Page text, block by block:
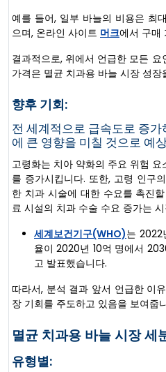
예를 들어, 일부 바늘의 비용은 최
으며, 온라인 사이트 머크에서 구매
결과적으로, 위에서 언급한 모든
가격은 멸균 치과용 바늘 시장 성장
향후 기회:
전 세계적으로 급속도로 증
에 큰 영향을 미칠 것으로 예
고령화는 치아 약화의 주요 위험
를 증가시킵니다. 또한, 고령 인구
한 치과 시술에 대한 수요를 촉진
료 시설의 치과 수술 수요 증가는
세계보건기구(WHO)는 2022
율이 2020년 10억 명에서
고 발표했습니다.
따라서, 분석 결과 앞서 언급한 이
장 기회를 주도하고 있음을 보여줍
멸균 치과용 바늘 시장 세
유형별: